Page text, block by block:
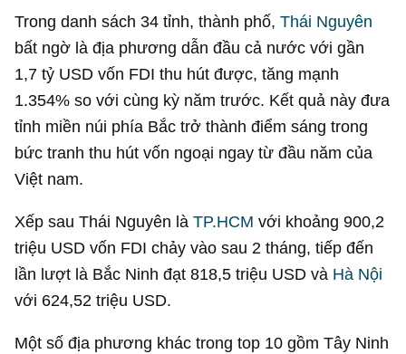
Trong danh sách 34 tỉnh, thành phố,Thái Nguyên
bất ngờ là địa phương dẫn đầu cả nước với gần
1,7 tỷ USD vốn FDI thu hút được, tăng mạnh
1.354% so với cùng kỳ năm trước. Kết quả này đưa
tỉnh miền núi phía Bắc trở thành điểm sáng trong
bức tranh thu hút vốn ngoại ngay từ đầu năm của
Việt nam.
Xếp sau Thái Nguyên làTP.HCM với khoảng900,2
triệu USD vốn FDI chảy vào sau 2 tháng, tiếp đến
lần lượt là Bắc Ninh đạt818,5 triệu USD và Hà Nội
với 624,52 triệu USD.
Một số địa phương khác trong top 10 gồm Tây Ninh